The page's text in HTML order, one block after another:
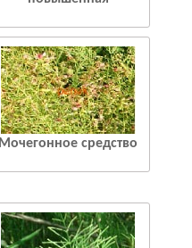
Мочегонное средство